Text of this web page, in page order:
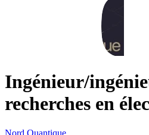
Ingénieur/
recherches en
Nord Quantique